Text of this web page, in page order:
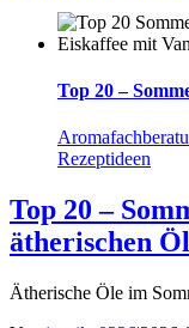
Top 20 –
Rezeptideen
Top 20 –
ätherischen
Ätherische Öle im